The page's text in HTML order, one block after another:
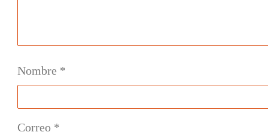
Nombre *
Correo *